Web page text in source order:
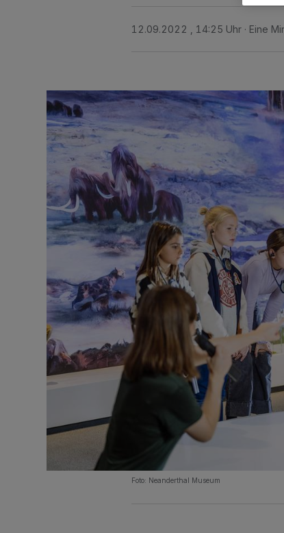
12.09.2022 , 14:25 Uhr Eine
Foto: Neanderthal Museum